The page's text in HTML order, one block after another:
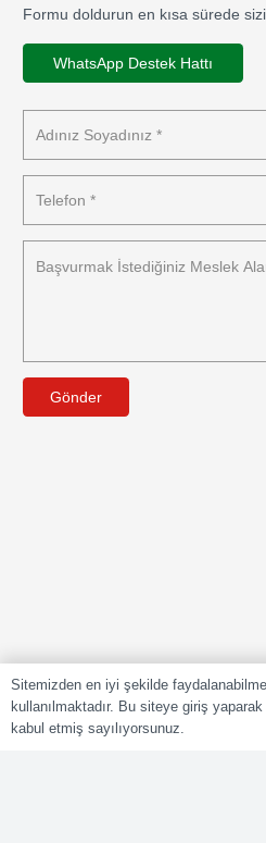
Formu doldurun en kısa sürede
WhatsApp Destek Hattı
Gönder
Sitemizden en iyi şekilde
kullanılmaktadır. Bu siteye giriş yaparak
kabul etmiş sayılıyorsunuz.